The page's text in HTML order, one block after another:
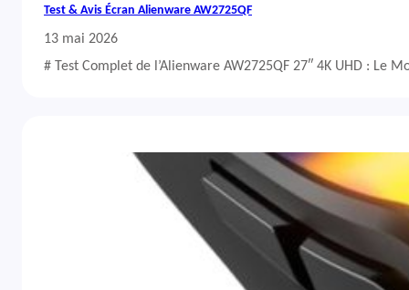
Test & Avis Écran Alienware AW2725QF
13 mai 2026
# Test Complet de l’Alienware AW2725QF 27″ 4K UHD : Le